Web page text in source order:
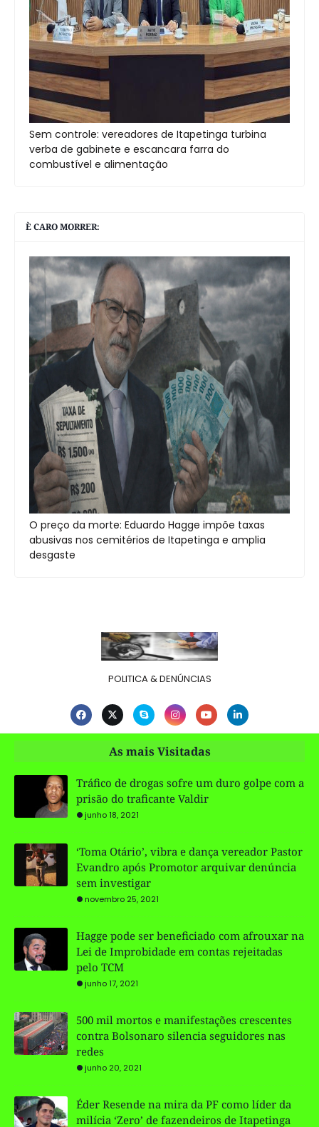
Sem controle: vereadores de Itapetinga turbina
verba de gabinete e escancara farra do
combustível e alimentação
È CARO MORRER:
O preço da morte: Eduardo Hagge impõe taxas
abusivas nos cemitérios de Itapetinga e amplia
desgaste
POLITICA & DENÚNCIAS
As mais Visitadas
Tráfico de drogas sofre um duro golpe com a
prisão do traficante Valdir
junho 18, 2021
‘Toma Otário’, vibra e dança vereador Pastor
Evandro após Promotor arquivar denúncia
sem investigar
novembro 25, 2021
Hagge pode ser beneficiado com afrouxar na
Lei de Improbidade em contas rejeitadas
pelo TCM
junho 17, 2021
500 mil mortos e manifestações crescentes
contra Bolsonaro silencia seguidores nas
redes
junho 20, 2021
Éder Resende na mira da PF como líder da
milícia ‘Zero’ de fazendeiros de Itapetinga